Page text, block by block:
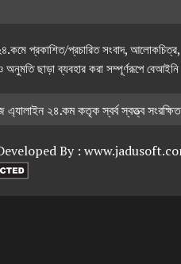
প্রকাশিত/প্রচারিত সংবাদ, আলোকচিত্র,
অনুমতি ছাড়া ব্যবহার করা সম্পূর্ণরূপে
২৪.কম কতৃক স্বর্ব স্বত্ত্ব সংরক্ষিত
By :